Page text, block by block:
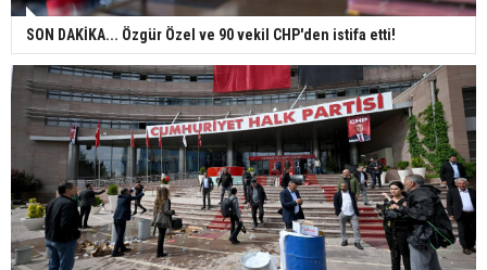
SON DAKİKA... Özgür Özel ve 90 vekil CHP'den istifa etti!